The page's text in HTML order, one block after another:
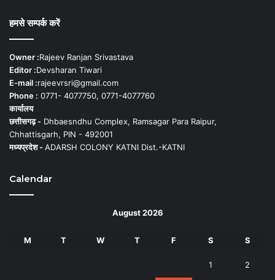
हमसे सम्पर्क करें
Owner :Rajeev Ranjan Srivastava
Editor :Devsharan Tiwari
E-mail :rajeevrsri@gmail.com
Phone : 0771- 4077750, 0771-4077760
कार्यालय
छत्तीसगढ़ - Dhbaesndhu Complex, Ramsagar Para Raipur,
Chhattisgarh, PIN - 492001
मध्यप्रदेश -ADARSH COLONY KATNI Dist.-KATNI
Calendar
August 2026
M T W T F S S
1 2